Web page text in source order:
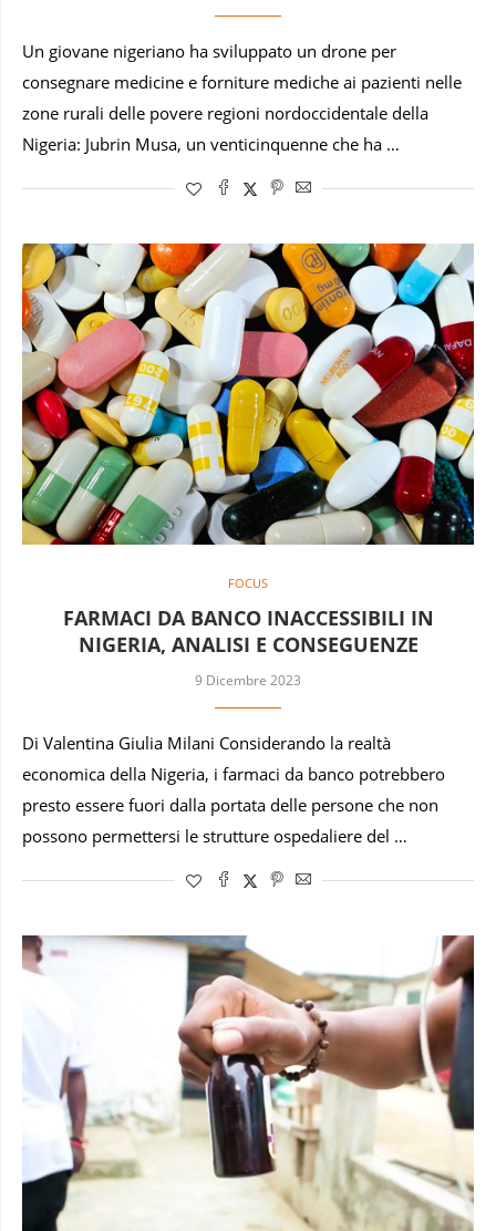
Un giovane nigeriano ha sviluppato un drone per
consegnare medicine e forniture mediche ai pazienti nelle
zone rurali delle povere regioni nordoccidentale della
Nigeria: Jubrin Musa, un venticinquenne che ha …
FOCUS
FARMACI DA BANCO INACCESSIBILI IN
NIGERIA, ANALISI E CONSEGUENZE
9 Dicembre 2023
Di Valentina Giulia Milani Considerando la realtà
economica della Nigeria, i farmaci da banco potrebbero
presto essere fuori dalla portata delle persone che non
possono permettersi le strutture ospedaliere del …